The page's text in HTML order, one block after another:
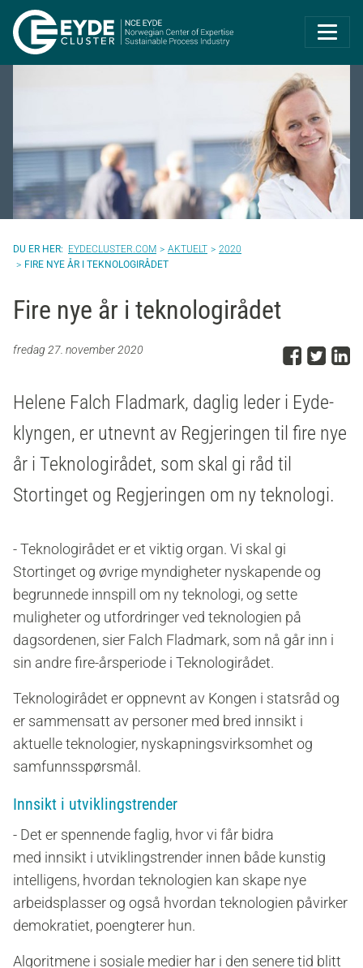
Eyde-Cluster |
EYDECLUSTER.COM AKTUELT
2020
FIRE NYE ÅR I TEKNOLOGIRÅDET
Fire nye år i teknologirådet
fredag 27. november 2020 DelDel
Helene Falch Fladmark, daglig leder i Eyde-
klyngen, er utnevnt av Regjeringen til fire nye
år i Teknologirådet, som skal gi råd til
Stortinget og Regjeringen om ny teknologi.
- Teknologirådet er et viktig organ. Vi skal gi
Stortinget og øvrige myndigheter nyskapende og
begrunnede innspill om ny teknologi, og sette
muligheter og utfordringer ved teknologien på
dagsordenen, sier Falch Fladmark, som nå går inn i
sin andre fire-årsperiode i Teknologirådet.
Teknologirådet er oppnevnt av Kongen i statsråd og
er sammensatt av personer med bred innsikt i
aktuelle teknologier, nyskapningsvirksomhet og
samfunnsspørsmål.
Innsikt i utviklingstrender
- Det er spennende faglig, hvor vi får bidra
med innsikt i utviklingstrender innen både kunstig
intelligens, hvordan teknologien kan skape nye
arbeidsplasser og også hvordan teknologien påvirker
demokratiet, poengterer hun.
Algoritmene i sosiale medier har i den senere tid blitt